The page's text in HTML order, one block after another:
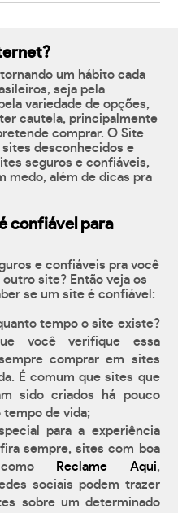
um hábito cada
seja pela
variedade de opções,
cautela, principalmente
comprar. O Site
desconhecidos e
seguros e confiáveis,
medo, além de dicas pra
confiável para
e confiáveis pra você
site? Então veja os
se um site é confiável:
tempo o site existe?
você verifique essa
comprar em sites
É comum que sites que
sido criados há pouco
de vida;
para a experiência
sempre, sites com boa
como
Reclame Aqui,
sociais podem trazer
sobre um determinado